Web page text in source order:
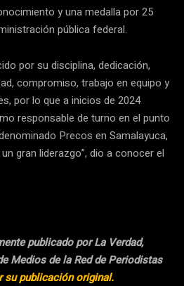
y una medalla por 25
pública federal.
por su disciplina, dedicación,
compromiso, trabajo en equipo y
por lo que a inicios de 2024
responsable de turno en el punto
Precos en Samalayuca,
gran liderazgo”, dio a conocer el
publicado por La Verdad,
Medios de la Red de Periodistas
su publicación original.